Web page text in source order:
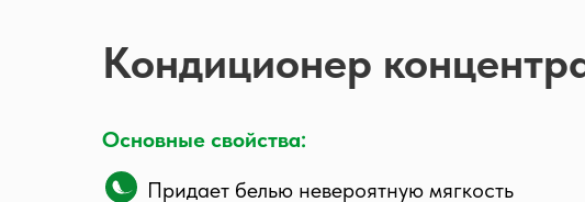
Кондиционер
Основные свойства:
Придает белью невероятную мягкость